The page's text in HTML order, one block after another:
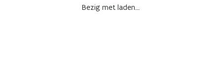
Bezig met laden...